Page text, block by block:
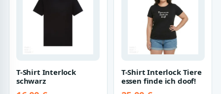
T-Shirt Interlock
schwarz
T-Shirt Interlock Tiere
essen finde ich doof!